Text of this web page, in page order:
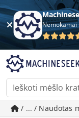
/ ... / Naudotas